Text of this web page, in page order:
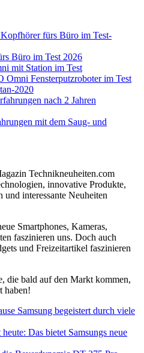
Büro im Test 2026
Fensterputzroboter im Test
nach 2 Jahren
mit dem Saug- und
Technikneuheiten.com
innovative Produkte,
und interessante Neuheiten
Smartphones, Kameras,
faszinieren uns. Doch auch
und Freizeitartikel faszinieren
die bald auf den Markt kommen,
haben!
Das bietet Samsungs neue